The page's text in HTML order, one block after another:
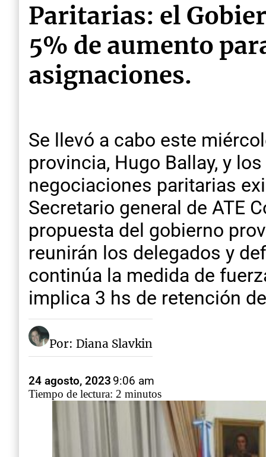
Paritarias: el
5% de aumento
asignaciones.
Se llevó a cabo este
provincia, Hugo Ballay, y
negociaciones paritarias
Secretario general de ATE
propuesta del gobierno
reunirán los delegados y
continúa la medida de
implica 3 hs de retención
Por: Diana Slavkin
24 agosto, 2023 9:06 am
Tiempo de lectura: 2 minutos